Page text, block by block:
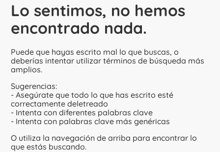
Lo sentimos, no hemos
encontrado nada.
Puede que hayas escrito mal lo que buscas, o
deberías intentar utilizar términos de búsqueda más
amplios.
Sugerencias:
- Asegúrate que todo lo que has escrito esté
correctamente deletreado
- Intenta con diferentes palabras clave
- Intenta con palabras clave más genéricas
O utiliza la navegación de arriba para encontrar lo
que estás buscando.